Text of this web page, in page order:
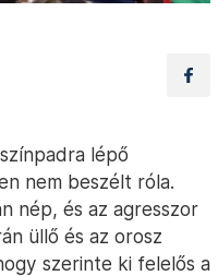
lépő
nem beszélt róla.
nép, és az agresszor
üllő és az orosz
szerinte ki felelős a